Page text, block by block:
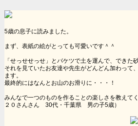
5歳の息子に読みました。
まず、表紙の絵がとっても可愛いです＾＾
「せっせせっせ」とバケツで土を運んで、できた
それを見ていたお友達や先生がどんどん加わって
ます。
最終的にはなんとお山のお滑りに・・・！
みんなで一つのものを作ることの楽しさを教えて
２０さんさん 30代・千葉県 男の子5歳）